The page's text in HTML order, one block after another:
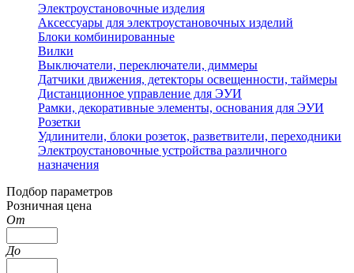
Электроустановочные изделия
Аксессуары для электроустановочных изделий
Блоки комбинированные
Вилки
Выключатели, переключатели, диммеры
Датчики движения, детекторы освещенности, таймеры
Дистанционное управление для ЭУИ
Рамки, декоративные элементы, основания для ЭУИ
Розетки
Удлинители, блоки розеток, разветвители, переходники
Электроустановочные устройства различного
назначения
Подбор параметров
Розничная цена
От
До